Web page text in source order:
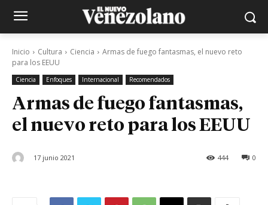
Inicio Cultura Ciencia
Armas de fuego fantasmas, el nuevo reto
para los EEUU
Ciencia Enfoques Internacional Recomendados
Armas de fuego fantasmas,
el nuevo reto para los EEUU
17 junio 2021 0
444